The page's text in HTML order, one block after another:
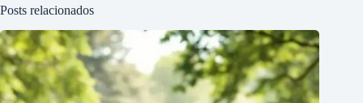
Posts relacionados